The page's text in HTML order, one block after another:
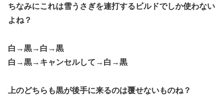
ちなみにこれは雪うさぎを連打するビルドでしか使わない
よね？
白→黒→白→黒
白→黒→キャンセルして→白→黒
上のどちらも黒が後手に来るのは覆せないものね？